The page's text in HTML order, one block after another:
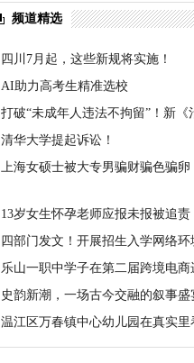
频道精选
四川7月起，这些新规将实施！
AI助力高考生精准选校
打破“未成年人违法不拘留”！新《
年实施，将对屡犯少年动真格
清华大学提起诉讼！
上海女硕士被大专男骗财骗色骗卵
13岁女生怀孕老师应报未报被追责
四部门发文！开展招生入学网络
乐山一职中学子在第二届跨境电
国总决赛中获佳绩
史韵新潮，一场古今交融的叙事
中历史课上的情景剧
温江区万春镇中心幼儿园在真实里